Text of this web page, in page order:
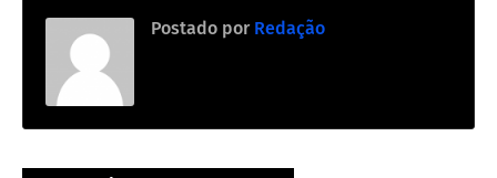
Postado por Redação